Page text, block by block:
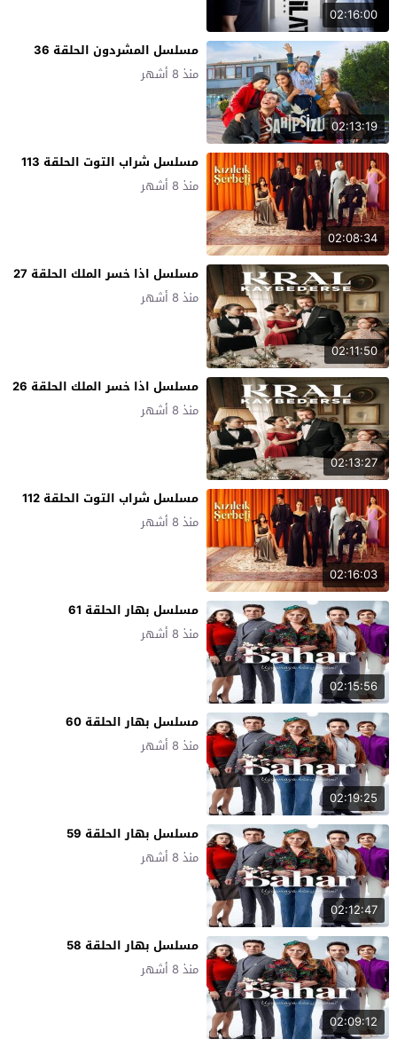
02:16:00
02:13:19
مسلسل المشردون الحلقة 36
منذ 8 أشهر
02:08:34
مسلسل شراب التوت الحلقة 113
منذ 8 أشهر
02:11:50
مسلسل اذا خسر الملك الحلقة 27
منذ 8 أشهر
02:13:27
مسلسل اذا خسر الملك الحلقة 26
منذ 8 أشهر
02:16:03
مسلسل شراب التوت الحلقة 112
منذ 8 أشهر
02:15:56
مسلسل بهار الحلقة 61
منذ 8 أشهر
02:19:25
مسلسل بهار الحلقة 60
منذ 8 أشهر
02:12:47
مسلسل بهار الحلقة 59
منذ 8 أشهر
02:09:12
مسلسل بهار الحلقة 58
منذ 8 أشهر